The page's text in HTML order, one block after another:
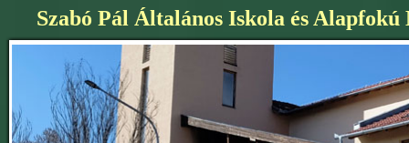
Szabó Pál Általános Iskola és